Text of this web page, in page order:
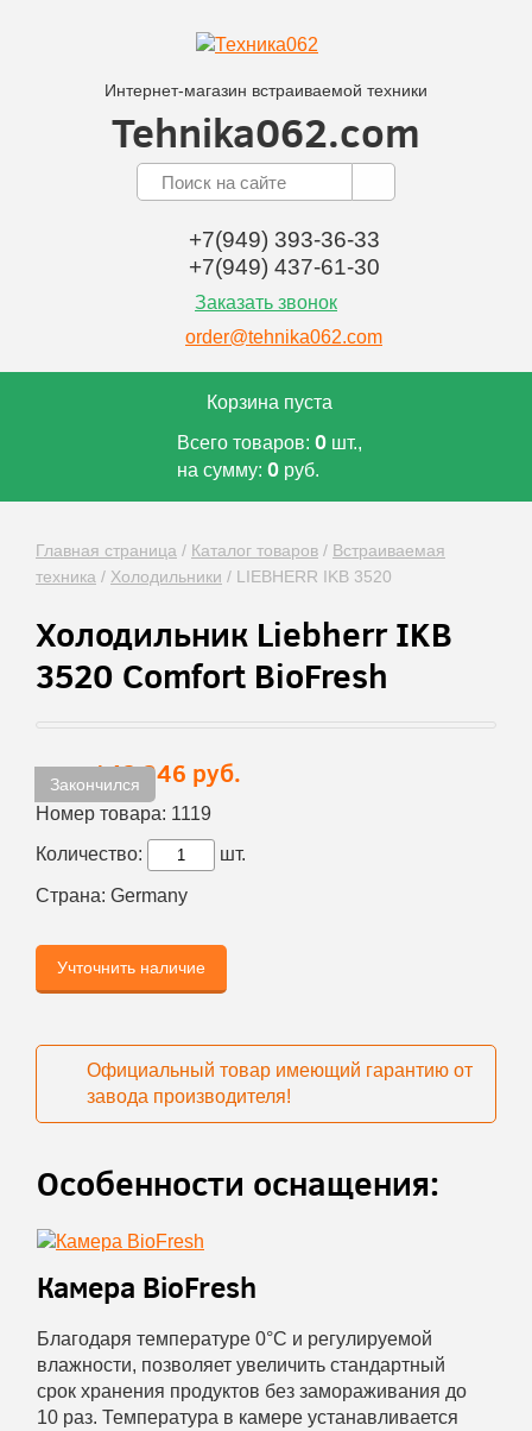
Интернет-магазин встраиваемой техники
Tehnika062.com
+7(949) 393-36-33
+7(949) 437-61-30
Заказать звонок
order@tehnika062.com
Корзина пуста
Всего товаров: 0шт.,
на сумму: 0руб.
Главная страница / Каталог товаров / Встраиваемая
техника / Холодильники / LIEBHERR IKB 3520
Холодильник Liebherr IKB
3520 Comfort BioFresh
Закончился
Цена: 142 246 руб.
Номер товара: 1119
Количество:
шт.
Страна: Germany
Учточнить наличие
Официальный товар имеющий гарантию от
завода производителя!
Особенности оснащения:
Камера BioFresh
Благодаря температуре 0°С и регулируемой
влажности, позволяет увеличить стандартный
срок хранения продуктов без замораживания до
10 раз. Температура в камере устанавливается